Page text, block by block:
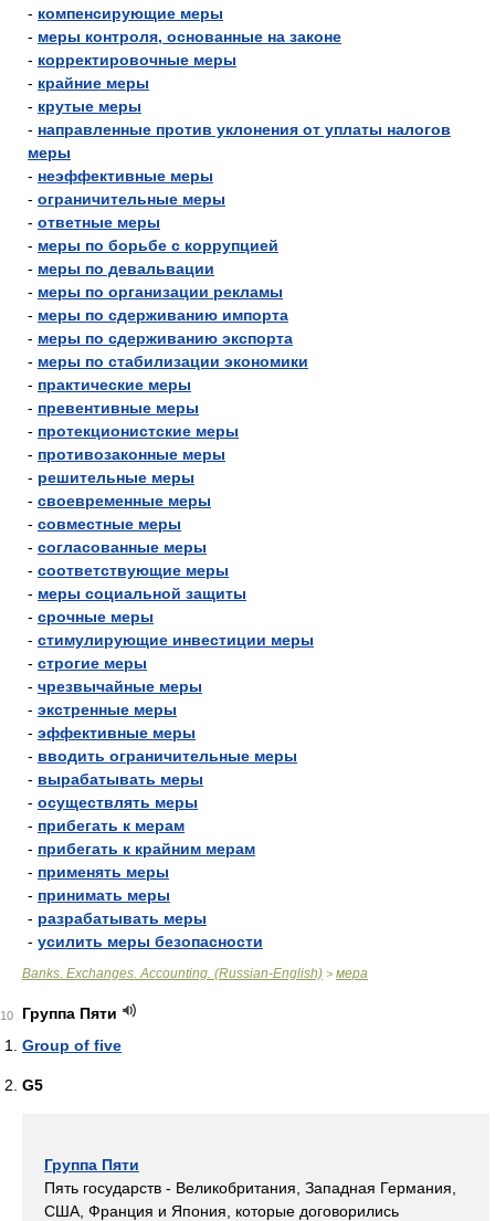
- компенсирующие меры
- меры контроля, основанные на законе
- корректировочные меры
- крайние меры
- крутые меры
- направленные против уклонения от уплаты налогов
меры
- неэффективные меры
- ограничительные меры
- ответные меры
- меры по борьбе с коррупцией
- меры по девальвации
- меры по организации рекламы
- меры по сдерживанию импорта
- меры по сдерживанию экспорта
- меры по стабилизации экономики
- практические меры
- превентивные меры
- протекционистские меры
- противозаконные меры
- решительные меры
- своевременные меры
- совместные меры
- согласованные меры
- соответствующие меры
- меры социальной защиты
- срочные меры
- стимулирующие инвестиции меры
- строгие меры
- чрезвычайные меры
- экстренные меры
- эффективные меры
- вводить ограничительные меры
- вырабатывать меры
- осуществлять меры
- прибегать к мерам
- прибегать к крайним мерам
- применять меры
- принимать меры
- разрабатывать меры
- усилить меры безопасности
Banks. Exchanges. Accounting. (Russian-English) > мера
10
Группа Пяти
Group of five
G5
Группа Пяти
Пять государств - Великобритания, Западная Германия,
США, Франция и Япония, которые договорились